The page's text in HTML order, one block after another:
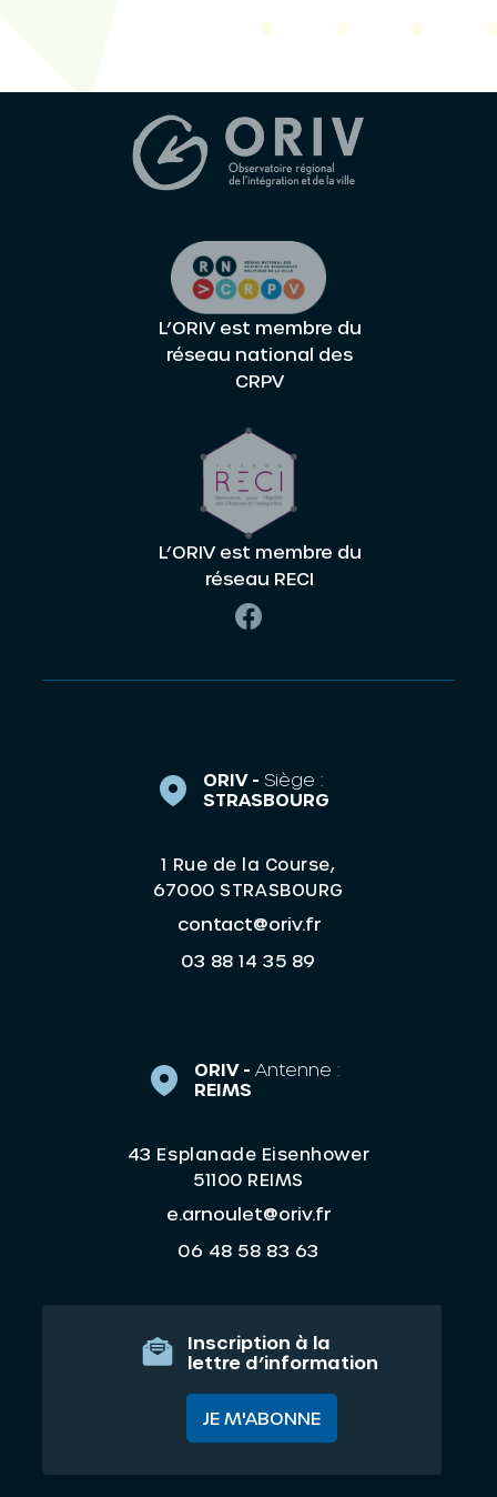
L’ORIV est membre du
réseau national des
CRPV
L’ORIV est membre du
réseau RECI
ORIV - Siège :
STRASBOURG
1 Rue de la Course,
67000 STRASBOURG
contact@oriv.fr
03 88 14 35 89
ORIV - Antenne :
REIMS
43 Esplanade Eisenhower
51100 REIMS
e.arnoulet@oriv.fr
06 48 58 83 63
Inscription à la
lettre d’information
JE M'ABONNE